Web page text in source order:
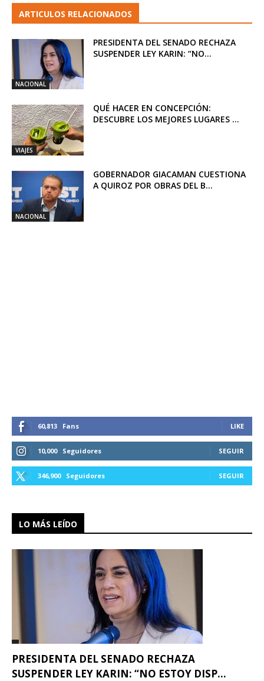
ARTICULOS RELACIONADOS
NACIONAL
PRESIDENTA DEL SENADO RECHAZA
SUSPENDER LEY KARIN: “NO...
VIAJES
QUÉ HACER EN CONCEPCIÓN:
DESCUBRE LOS MEJORES LUGARES ...
NACIONAL
GOBERNADOR GIACAMAN CUESTIONA
A QUIROZ POR OBRAS DEL B...
60,813 Fans LIKE
10,000 Seguidores SEGUIR
346,900 Seguidores SEGUIR
LO MÁS LEÍDO
PRESIDENTA DEL SENADO RECHAZA
SUSPENDER LEY KARIN: “NO ESTOY DISP...